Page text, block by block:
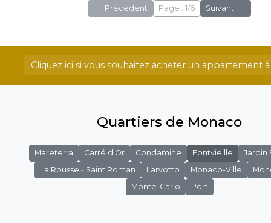
Précédent Page : 1/6 Suivant
Cliquez ici si vous souhaitez acheter un appartement
Quartiers de Monaco
Mareterra Carré d'Or Condamine Fontvieille
Jardin
La Rousse - Saint Roman
Larvotto Monaco-Ville
Monte-Carlo
Port